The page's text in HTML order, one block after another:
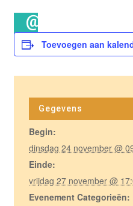
@ 17:00
Toevoegen aan
Gegevens
Begin:
dinsdag 24 november @
Einde:
vrijdag 27 november @
Evenement Categorieën: